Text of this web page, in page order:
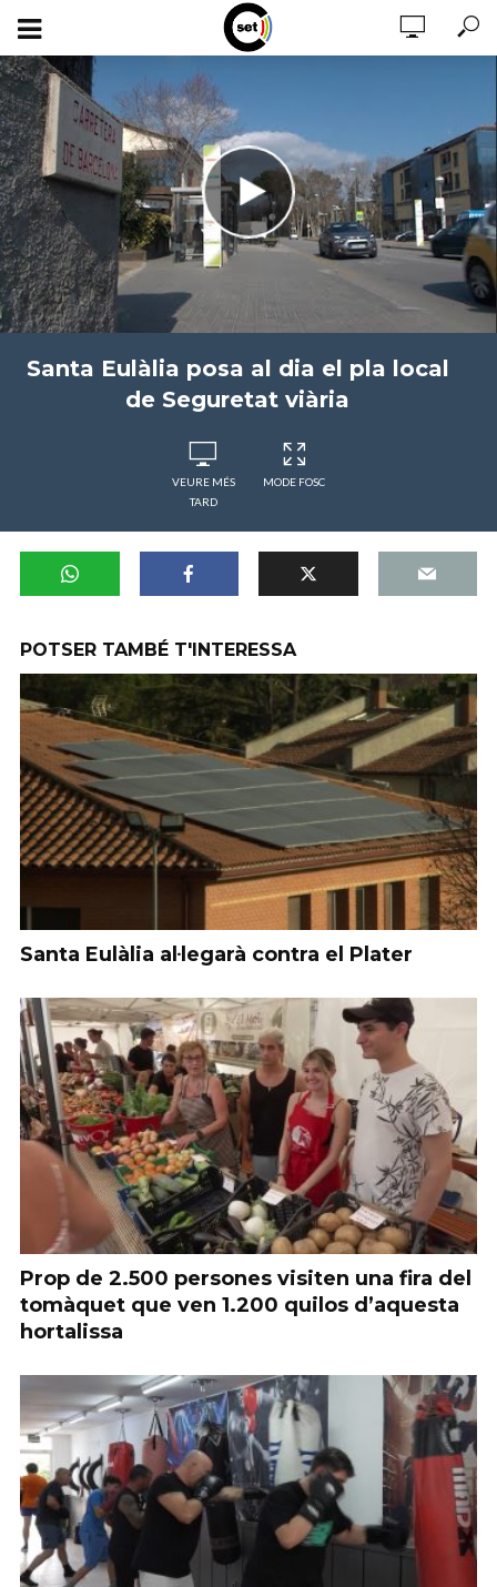
Santa Eulàlia posa al dia el pla local
de Seguretat viària
VEURE MÉS
TARD
MODE FOSC
POTSER TAMBÉ T'INTERESSA
Santa Eulàlia al·legarà contra el Plater
Prop de 2.500 persones visiten una fira del
tomàquet que ven 1.200 quilos d’aquesta
hortalissa